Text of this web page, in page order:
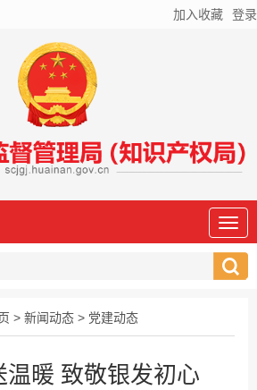
加入收藏 登录
> 新闻动态 > 党建动态
温暖 致敬银发初心